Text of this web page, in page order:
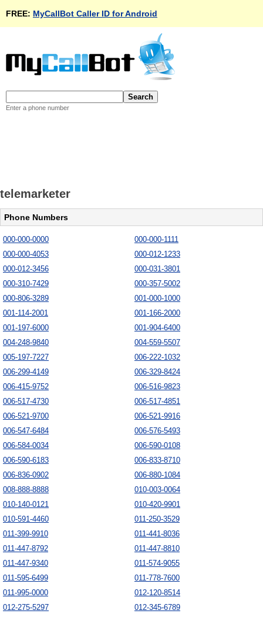
FREE: MyCallBot Caller ID for Android
Enter a phone number
telemarketer
Phone Numbers
000-000-0000
000-000-1111
000-000-4053
000-012-1233
000-012-3456
000-031-3801
000-310-7429
000-357-5002
000-806-3289
001-000-1000
001-114-2001
001-166-2000
001-197-6000
001-904-6400
004-248-9840
004-559-5507
005-197-7227
006-222-1032
006-299-4149
006-329-8424
006-415-9752
006-516-9823
006-517-4730
006-517-4851
006-521-9700
006-521-9916
006-547-6484
006-576-5493
006-584-0034
006-590-0108
006-590-6183
006-833-8710
006-836-0902
006-880-1084
008-888-8888
010-003-0064
010-140-0121
010-420-9901
010-591-4460
011-250-3529
011-399-9910
011-441-8036
011-447-8792
011-447-8810
011-447-9340
011-574-9055
011-595-6499
011-778-7600
011-995-0000
012-120-8514
012-275-5297
012-345-6789